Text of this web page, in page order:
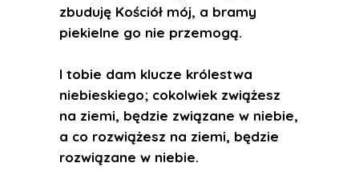
zbuduję Kościół mój, a bramy
piekielne go nie przemogą.
I tobie dam klucze królestwa
niebieskiego; cokolwiek zwiążesz
na ziemi, będzie związane w niebie,
a co rozwiążesz na ziemi, będzie
rozwiązane w niebie.